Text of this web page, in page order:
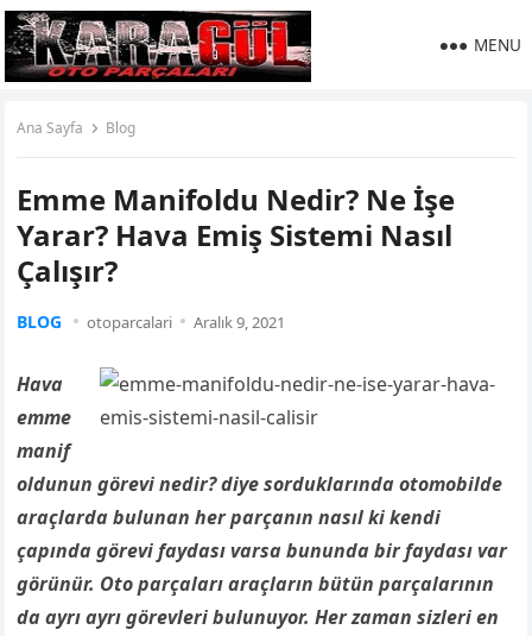
MENU
Ana Sayfa Blog
Emme Manifoldu Nedir? Ne İşe
Yarar? Hava Emiş Sistemi Nasıl
Çalışır?
BLOG otoparcalari Aralık 9, 2021
Hava
emme
manif
oldunun görevi nedir? diye sorduklarında otomobilde
araçlarda bulunan her parçanın nasıl ki kendi
çapında görevi faydası varsa bununda bir faydası var
görünür. Oto parçaları araçların bütün parçalarının
da ayrı ayrı görevleri bulunuyor. Her zaman sizleri en